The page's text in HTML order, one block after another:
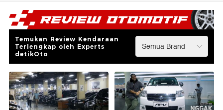
Temukan Review Kendaraan
Terlengkap oleh Experts
detikOto